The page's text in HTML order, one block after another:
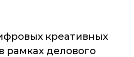
креативных
рамках делового